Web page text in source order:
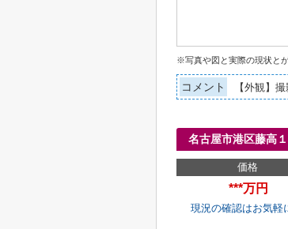
※写真や図と実際の現状と
コメント 【外観】
名古屋市港区藤高
価格
***万円
現況の確認はお気軽